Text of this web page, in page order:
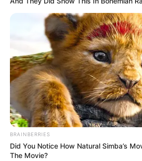
GYM TIME
OSKAROVKA BRIE LARSON
TRENING NAKON ČETIRI
PODSJETILA NAS NA ONO